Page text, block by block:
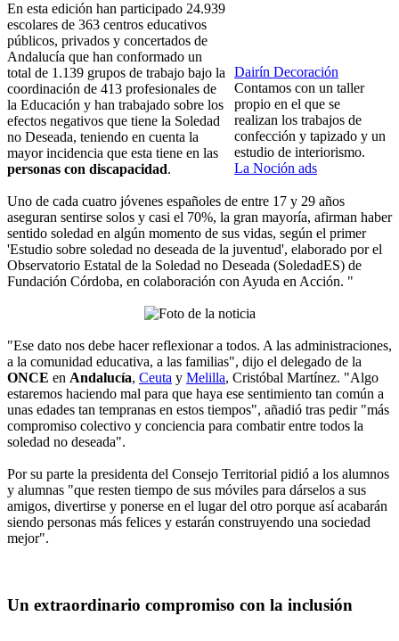
Dairín Decoración
Contamos con un taller
propio en el que se
realizan los trabajos de
confección y tapizado y un
estudio de interiorismo.
La Noción ads
En esta edición han participado 24.939
escolares de 363 centros educativos
públicos, privados y concertados de
Andalucía que han conformado un
total de 1.139 grupos de trabajo bajo la
coordinación de 413 profesionales de
la Educación y han trabajado sobre los
efectos negativos que tiene la Soledad
no Deseada, teniendo en cuenta la
mayor incidencia que esta tiene en las
personas con discapacidad.
Uno de cada cuatro jóvenes españoles de entre 17 y 29 años
aseguran sentirse solos y casi el 70%, la gran mayoría, afirman haber
sentido soledad en algún momento de sus vidas, según el primer
'Estudio sobre soledad no deseada de la juventud', elaborado por el
Observatorio Estatal de la Soledad no Deseada (SoledadES) de
Fundación Córdoba, en colaboración con Ayuda en Acción. "
"Ese dato nos debe hacer reflexionar a todos. A las administraciones,
a la comunidad educativa, a las familias", dijo el delegado de la
ONCE en Andalucía, Ceuta y Melilla, Cristóbal Martínez. "Algo
estaremos haciendo mal para que haya ese sentimiento tan común a
unas edades tan tempranas en estos tiempos", añadió tras pedir "más
compromiso colectivo y conciencia para combatir entre todos la
soledad no deseada".
Por su parte la presidenta del Consejo Territorial pidió a los alumnos
y alumnas "que resten tiempo de sus móviles para dárselos a sus
amigos, divertirse y ponerse en el lugar del otro porque así acabarán
siendo personas más felices y estarán construyendo una sociedad
mejor".
Un extraordinario compromiso con la inclusión